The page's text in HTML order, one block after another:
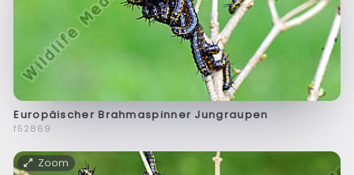
Europäischer Brahmaspinner Jungraupen
f52869
Zoom